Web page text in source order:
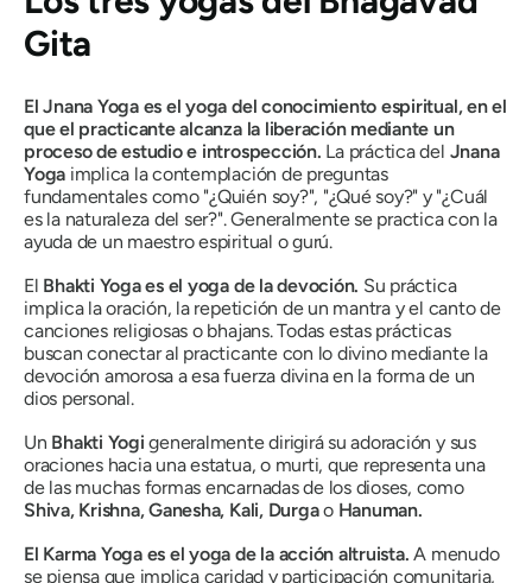
Gita
El Jnana Yoga es el yoga del conocimiento espiritual, en el
que el practicante alcanza la liberación mediante un
proceso de estudio e introspección. La práctica del Jnana
Yoga implica la contemplación de preguntas
fundamentales como "¿Quién soy?", "¿Qué soy?" y "¿Cuál
es la naturaleza del ser?". Generalmente se practica con la
ayuda de un maestro espiritual ogurú.
El Bhakti Yoga es el yoga de la devoción. Su práctica
implica la oración, la repetición de un mantra y el canto de
canciones religiosas o bhajans.Todas estas prácticas
buscan conectar al practicante con lo divino mediante la
devoción amorosa a esa fuerza divina en la forma de un
dios personal.
Un Bhakti Yogi generalmente dirigirá su adoración y sus
oraciones hacia una estatua, o murti, que representa una
de las muchas formas encarnadas de los dioses, como
Shiva, Krishna, Ganesha, Kali, Durgao Hanuman.
El Karma Yoga es el yoga de la acción altruista. A menudo
se piensa que implica caridad y participación comunitaria,